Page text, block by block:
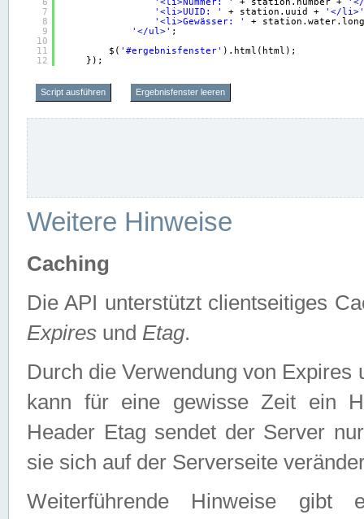
7
8
9
10
11
12
'<li>UUID: '
+ station.uuid +
'</li>'
'<li>Gewässer: '
+
'</ul>' ;
$( '#ergebnisfenster' ).html(html);
});
Script ausführen Ergebnisfenster leeren
Weitere Hinweise
Caching
Die API unterstützt clientseitiges
Expires und Etag.
Durch die Verwendung von
kann für eine gewisse Zeit ein
Header Etag sendet der Server
sie sich auf der Serverseite
Weiterführende Hinweise